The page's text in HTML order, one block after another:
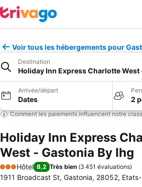
Voir tous les hébergements pour
Destination
Holiday Inn Express Charlotte West
Arrivée/départ
Dates 2
Comment les paiements influencent notre
Holiday Inn Express
West - Gastonia By Ihg
3 Étoiles
Hôtel 8,2 Très bien (3 451 évaluations)
1911 Broadcast St, Gastonia, 28052,